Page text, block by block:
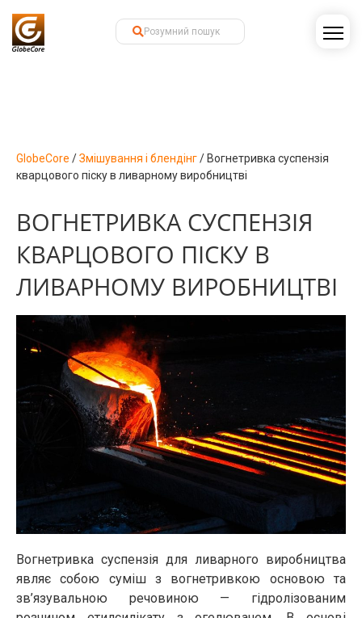
GlobeCore /Змішування і блендінг/ Вогнетривка суспензія
кварцового піску в ливарному виробництві
ВОГНЕТРИВКА СУСПЕНЗІЯ
КВАРЦОВОГО ПІСКУ В
ЛИВАРНОМУ ВИРОБНИЦТВІ
Вогнетривка суспензія для ливарного виробництва
являє собою суміш з вогнетривкою основою та
зв’язувальною речовиною — гідролізованим